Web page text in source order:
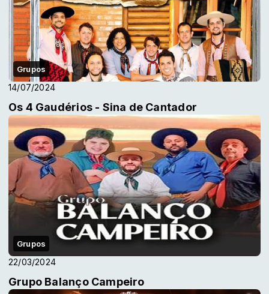
Grupos
14/07/2024
Os 4 Gaudérios - Sina de Cantador
Grupos
22/03/2024
Grupo Balanço Campeiro